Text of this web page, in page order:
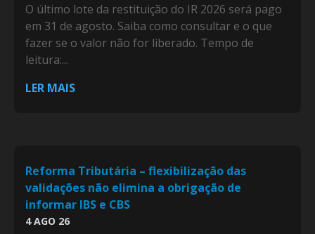
O último lote da restituição do IR 2026 será pago
em 31 de agosto. Saiba como consultar e o que
fazer se o valor não for liberado. Tempo de
leitura:...
LER MAIS
Reforma Tributária – flexibilização das
validações não elimina a obrigação de
informar IBS e CBS
4 AGO 26